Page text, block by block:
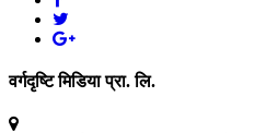
वर्गदृष्टि मिडिया प्रा. लि.